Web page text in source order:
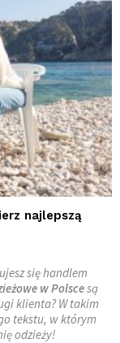
najlepszą
się handlem
w Polscesą
klienta? W takim
tekstu, w którym
odzieży!